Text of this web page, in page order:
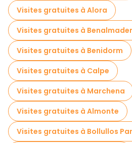
Visites gratuites à Alora
Visites gratuites à
Visites gratuites à Benidorm
Visites gratuites à Calpe
Visites gratuites à Marchena
Visites gratuites à Almonte
Visites gratuites à Bollullos